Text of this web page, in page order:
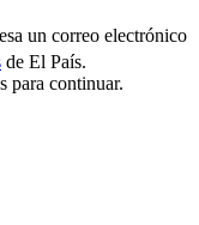
un correo electrónico
de El País.
para continuar.